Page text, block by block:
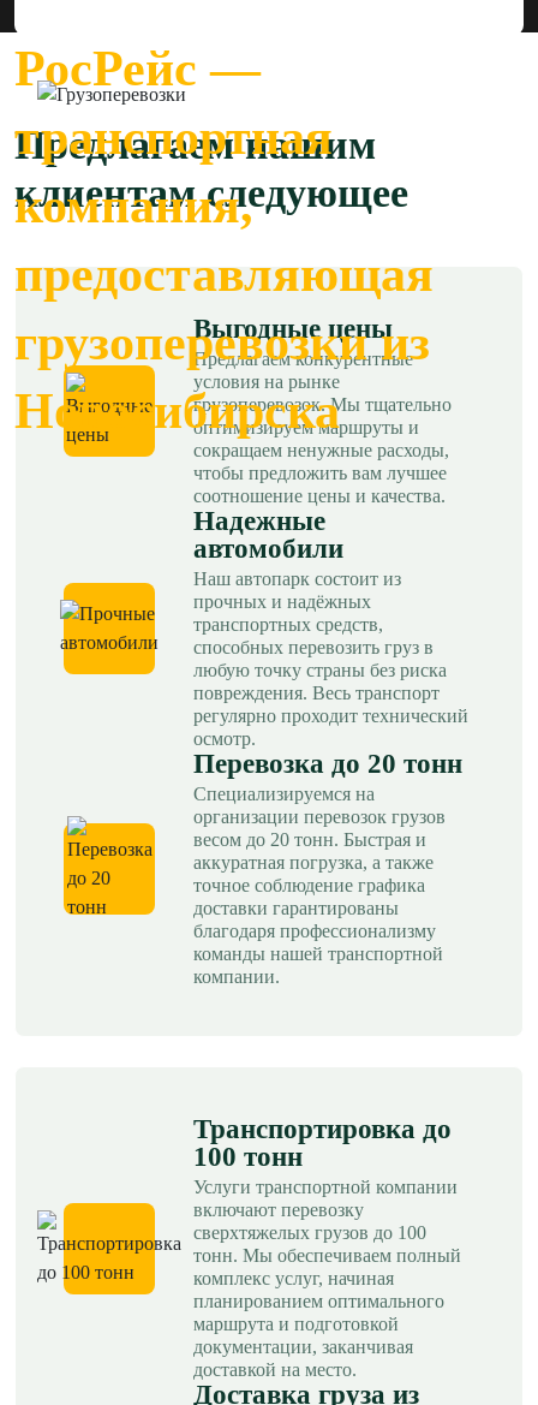
РосРейс —
транспортная
компания,
предоставляющая
грузоперевозки из
Новосибирска
Предлагаем нашим
клиентам следующее
Выгодные цены
Предлагаем конкурентные
условия на рынке
грузоперевозок. Мы тщательно
оптимизируем маршруты и
сокращаем ненужные расходы,
чтобы предложить вам лучшее
соотношение цены и качества.
Надежные
автомобили
Наш автопарк состоит из
прочных и надёжных
транспортных средств,
способных перевозить груз в
любую точку страны без риска
повреждения. Весь транспорт
регулярно проходит технический
осмотр.
Перевозка до 20 тонн
Специализируемся на
организации перевозок грузов
весом до 20 тонн. Быстрая и
аккуратная погрузка, а также
точное соблюдение графика
доставки гарантированы
благодаря профессионализму
команды нашей транспортной
компании.
Транспортировка до
100 тонн
Услуги транспортной компании
включают перевозку
сверхтяжелых грузов до 100
тонн. Мы обеспечиваем полный
комплекс услуг, начиная
планированием оптимального
маршрута и подготовкой
документации, заканчивая
доставкой на место.
Доставка груза из